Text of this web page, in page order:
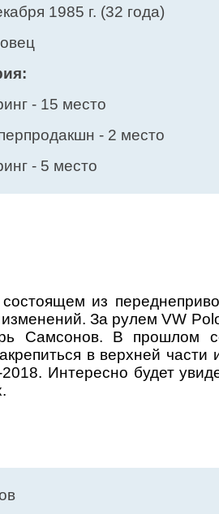
1985 г. (32 года)
- 15 место
- 2 место
- 5 место
состоящем из
За рулем VW
Самсонов. В прошлом
в верхней
Интересно будет